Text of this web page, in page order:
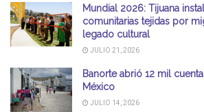
Mundial 2026: Tijuana
comunitarias tejidas por
legado cultural
JULIO 21, 2026
Banorte abrió 12 mil
México
JULIO 14, 2026